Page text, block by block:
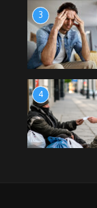
3
4